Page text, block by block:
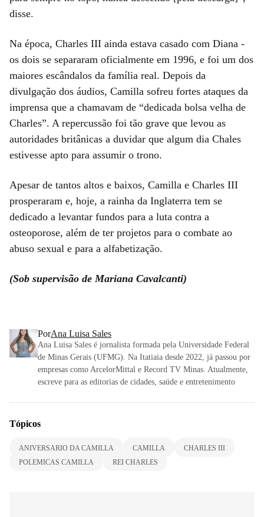
disse.
Na época, Charles III ainda estava casado com Diana -
os dois se separaram oficialmente em 1996, e foi um dos
maiores escândalos da família real. Depois da
divulgação dos áudios, Camilla sofreu fortes ataques da
imprensa que a chamavam de “dedicada bolsa velha de
Charles”. A repercussão foi tão grave que levou as
autoridades britânicas a duvidar que algum dia Chales
estivesse apto para assumir o trono.
Apesar de tantos altos e baixos, Camilla e Charles III
prosperaram e, hoje, a rainha da Inglaterra tem se
dedicado a levantar fundos para a luta contra a
osteoporose, além de ter projetos para o combate ao
abuso sexual e para a alfabetização.
(Sob supervisão de Mariana Cavalcanti)
PorAna Luisa Sales
Ana Luisa Sales é jornalista formada pela Universidade Federal
de Minas Gerais (UFMG). Na Itatiaia desde 2022, já passou por
empresas como ArcelorMittal e Record TV Minas. Atualmente,
escreve para as editorias de cidades, saúde e entretenimento
Tópicos
ANIVERSARIO DA CAMILLA CAMILLA
CHARLES III
POLEMICAS CAMILLA
REI CHARLES